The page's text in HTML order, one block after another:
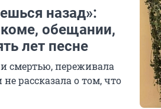
назад»:
обещании,
лет песне
смертью, переживала
рассказала о том, что